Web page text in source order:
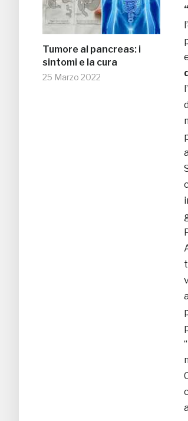
Tumore al pancreas: i
sintomi e la cura
25 Marzo 2022